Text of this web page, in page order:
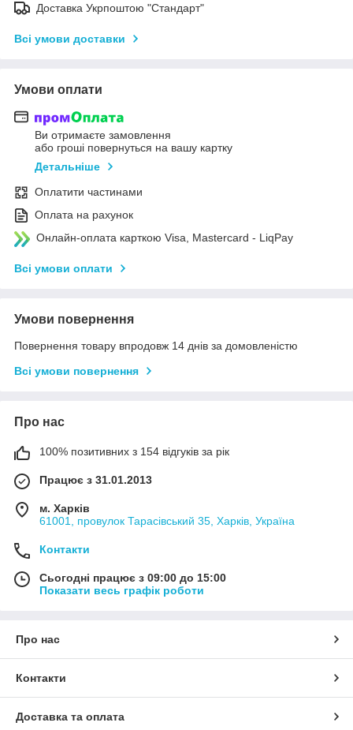
Доставка Укрпоштою "Стандарт"
Всі умови доставки
Умови оплати
Ви отримаєте замовлення
або гроші повернуться на вашу картку
Детальніше
Оплатити частинами
Оплата на рахунок
Онлайн-оплата карткою Visa, Mastercard - LiqPay
Всі умови оплати
Умови повернення
Повернення товару впродовж 14 днів за домовленістю
Всі умови повернення
Про нас
100% позитивних з 154 відгуків за рік
Працює з 31.01.2013
м. Харків
61001, провулок Тарасівський 35, Харків, Україна
Контакти
Сьогодні працює з 09:00 до 15:00
Показати весь графік роботи
Про нас
Контакти
Доставка та оплата